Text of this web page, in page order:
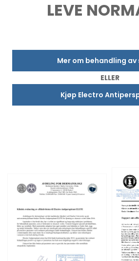
LEVE
Mer om behandling
ELLER
Kjøp Electro